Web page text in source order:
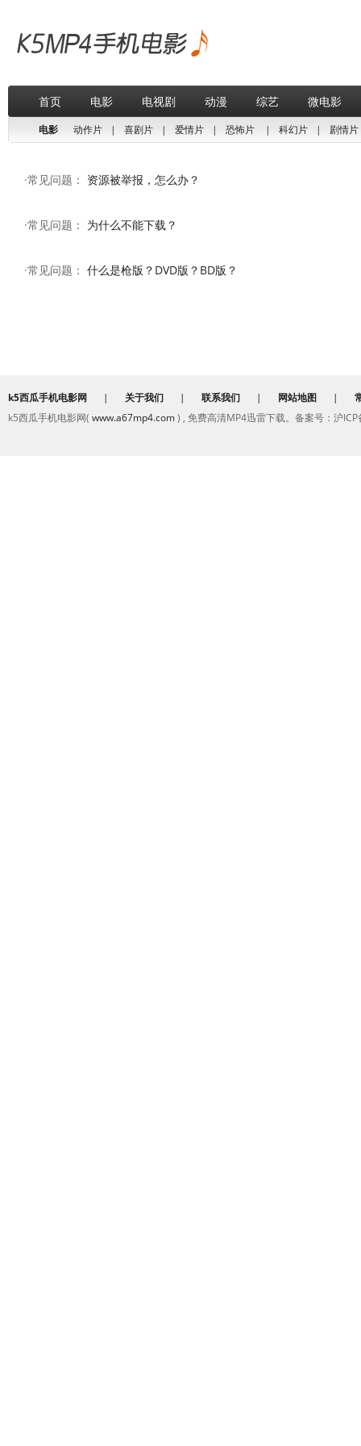
首页 电影 电视剧 动漫 综艺 微电影
电影 动作片 | 喜剧片 | 爱情片 | 恐怖片 | 科幻片 | 剧情片
·常见问题： 资源被举报，怎么办？
·常见问题： 为什么不能下载？
·常见问题： 什么是枪版？DVD版？BD版？
k5西瓜手机电影网 | 关于我们 | 联系我们 | 网站地图 |
k5西瓜手机电影网( www.a67mp4.com) , 免费高清MP4迅雷下载。备案号：沪